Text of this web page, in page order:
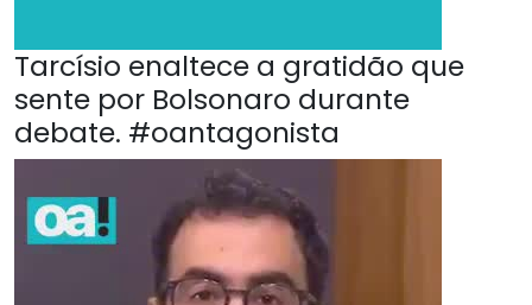
Tarcísio enaltece a gratidão que
sente por Bolsonaro durante
debate. #oantagonista